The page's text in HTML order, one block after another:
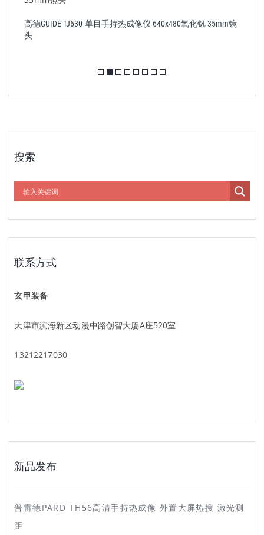
高德TN矩尺座系列 Guide TN430 双目手持红外热成像望远镜
搜索
联系方式
玄甲装备
天津市滨海新区动漫中路创智大厦A座520室
13212217030
新品发布
普雷德PARD TH56高清手持热成像 外置大屏热搜 激光测
距